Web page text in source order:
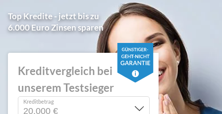
Top Kredite - jetzt bis zu
6.000 Euro Zinsen sparen
Kreditvergleich bei
unserem Testsieger
Kreditbetrag